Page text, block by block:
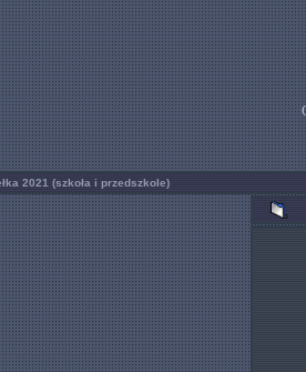
2021 (szkoła i przedszkole)